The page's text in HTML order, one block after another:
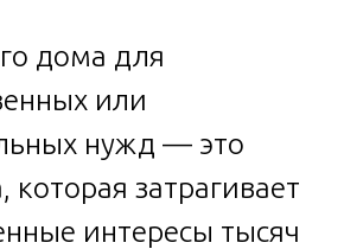
дома для
или
нужд — это
которая затрагивает
интересы тысяч